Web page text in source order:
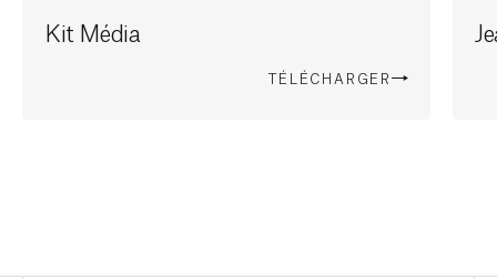
Kit Média
TÉLÉCHARGER